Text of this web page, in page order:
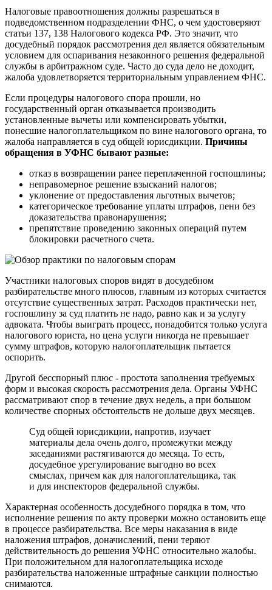
Налоговые правоотношения должны разрешаться в
подведомственном подразделении ФНС, о чем удостоверяют
статьи 137, 138 Налогового кодекса РФ. Это значит, что
досудебный порядок рассмотрения дел является обязательным
условием для оспаривания незаконного решения федеральной
службы в арбитражном суде. Часто до суда дело не доходит,
жалоба удовлетворяется территориальным управлением ФНС.
Если процедуры налогового спора прошли, но
государственный орган отказывается производить
установленные вычеты или компенсировать убытки,
понесшие налогоплательщиком по вине налогового органа, то
жалоба направляется в суд общей юрисдикции. Причины
обращения в УФНС бывают разные:
отказ в возвращении ранее переплаченной госпошлины;
неправомерное решение взысканий налогов;
уклонение от предоставления льготных вычетов;
категорическое требование уплаты штрафов, пени без
доказательства правонарушения;
препятствие проведению законных операций путем
блокировки расчетного счета.
Участники налоговых споров видят в досудебном
разбирательстве много плюсов, главным из которых считается
отсутствие существенных затрат. Расходов практически нет,
госпошлину за суд платить не надо, равно как и за услугу
адвоката. Чтобы выиграть процесс, понадобится только услуга
налогового юриста, но цена услуги никогда не превышает
сумму штрафов, которую налогоплательщик пытается
оспорить.
Другой бесспорный плюс - простота заполнения требуемых
форм и высокая скорость рассмотрения дела. Органы УФНС
рассматривают спор в течение двух недель, а при большом
количестве спорных обстоятельств не дольше двух месяцев.
Суд общей юрисдикции, напротив, изучает
материалы дела очень долго, промежутки между
заседаниями растягиваются до месяца. То есть,
досудебное урегулирование выгодно во всех
смыслах, причем как для налогоплательщика, так
и для инспекторов федеральной службы.
Характерная особенность досудебного порядка в том, что
исполнение решения по акту проверки можно остановить еще
в процессе разбирательства. Все меры наказания в виде
наложения штрафов, доначислений, пени теряют
действительность до решения УФНС относительно жалобы.
При положительном для налогоплательщика исходе
разбирательства наложенные штрафные санкции полностью
снимаются.